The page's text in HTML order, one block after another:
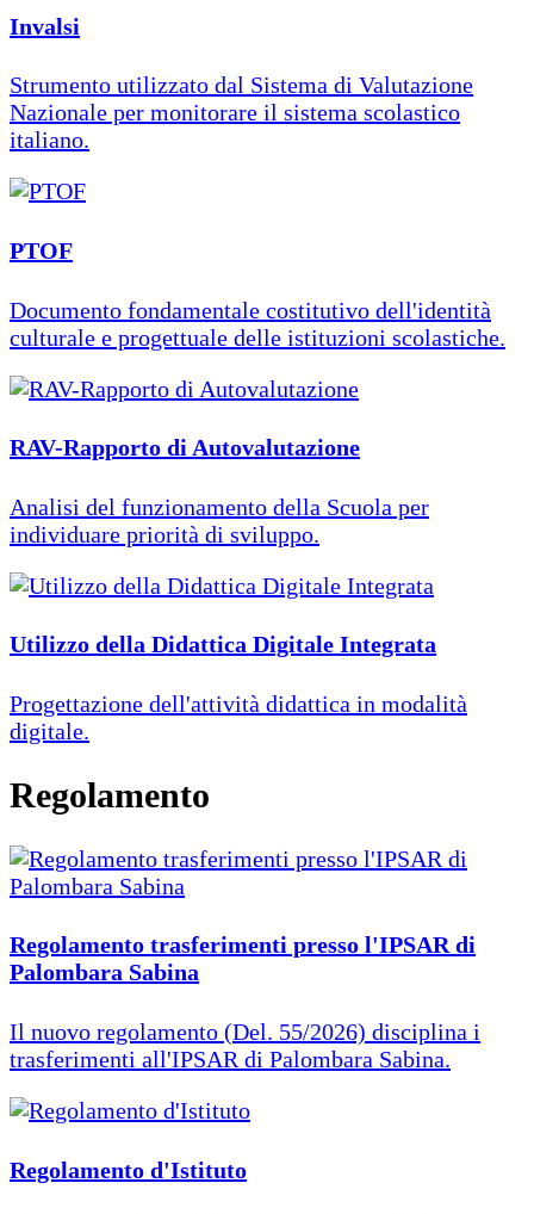
Invalsi
Strumento utilizzato dal Sistema di Valutazione
Nazionale per monitorare il sistema scolastico
italiano.
PTOF
Documento fondamentale costitutivo dell'identità
culturale e progettuale delle istituzioni scolastiche.
RAV-Rapporto di Autovalutazione
Analisi del funzionamento della Scuola per
individuare priorità di sviluppo.
Utilizzo della Didattica Digitale Integrata
Progettazione dell'attività didattica in modalità
digitale.
Regolamento
Regolamento trasferimenti presso l'IPSAR di
Palombara Sabina
Il nuovo regolamento (Del. 55/2026) disciplina i
trasferimenti all'IPSAR di Palombara Sabina.
Regolamento d'Istituto